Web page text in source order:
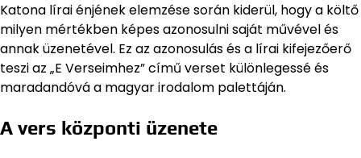
Katona lírai énjének elemzése során kiderül, hogy a költő
milyen mértékben képes azonosulni saját művével és
annak üzenetével. Ez az azonosulás és a lírai kifejezőerő
teszi az „E Verseimhez” című verset különlegessé és
maradandóvá a magyar irodalom palettáján.
A vers központi üzenete